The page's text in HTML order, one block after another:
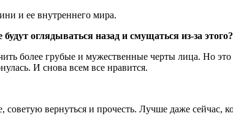
и ее внутреннего мира.
оглядываться назад и смущаться из-за этого?
более грубые и мужественные черты лица. Но это
И снова всем все нравится.
вернуться и прочесть. Лучше даже сейчас,